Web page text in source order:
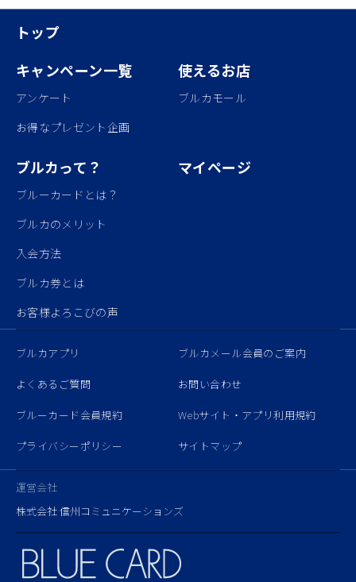
トップ
キャンペーン一覧
アンケート
お得なプレゼント企画
使えるお店
ブルカモール
ブルカって？
ブルーカードとは？
ブルカのメリット
入会方法
ブルカ券とは
お客様よろこびの声
マイページ
ブルカアプリ ブルカメール会員のご案内
よくあるご質問 お問い合わせ
ブルーカード会員規約 Webサイト・アプリ利用規約
プライバシーポリシー サイトマップ
運営会社
株式会社 信州コミュニケーションズ